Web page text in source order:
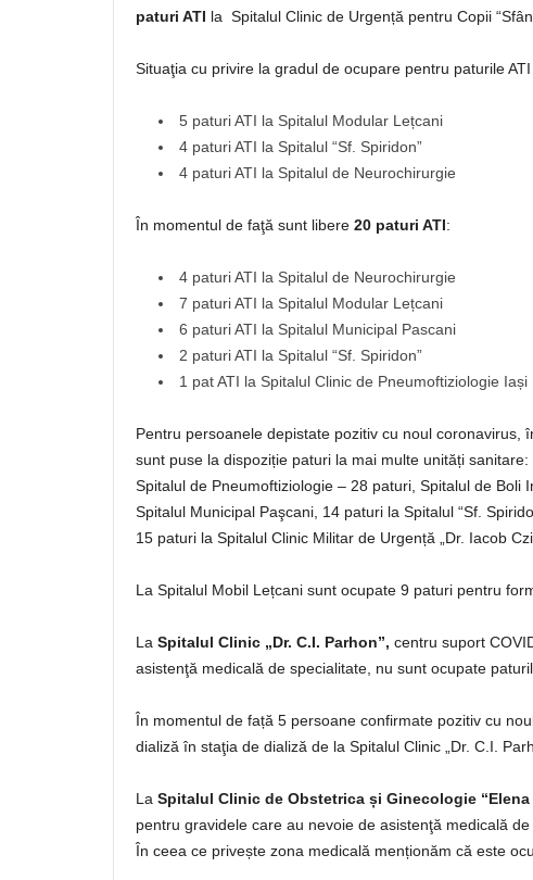
paturi ATI la Spitalul Clinic de Urgență pentru Copii
Situaţia cu privire la gradul de ocupare pentru paturile
5 paturi ATI la Spitalul Modular Lețcani
4 paturi ATI la Spitalul “Sf. Spiridon”
4 paturi ATI la Spitalul de Neurochirurgie
În momentul de faţă sunt libere 20 paturi ATI:
4 paturi ATI la Spitalul de Neurochirurgie
7 paturi ATI la Spitalul Modular Lețcani
6 paturi ATI la Spitalul Municipal Pascani
2 paturi ATI la Spitalul “Sf. Spiridon”
1 pat ATI la Spitalul Clinic de Pneumoftiziologie Iași
Pentru persoanele depistate pozitiv cu noul coronavirus,
sunt puse la dispoziție paturi la mai multe unități
Spitalul de Pneumoftiziologie – 28 paturi, Spitalul de Boli
Spitalul Municipal Paşcani, 14 paturi la Spitalul “Sf.
15 paturi la Spitalul Clinic Militar de Urgență „Dr. Iacob
La Spitalul Mobil Lețcani sunt ocupate 9 paturi pentru
La Spitalul Clinic „Dr. C.I. Parhon”, centru suport
asistenţă medicală de specialitate, nu sunt ocupate
În momentul de față 5 persoane confirmate pozitiv cu
dializă în staţia de dializă de la Spitalul Clinic „Dr. C.I.
La Spitalul Clinic de Obstetrica și Ginecologie “Elena
pentru gravidele care au nevoie de asistenţă medicală
În ceea ce privește zona medicală menționăm că este